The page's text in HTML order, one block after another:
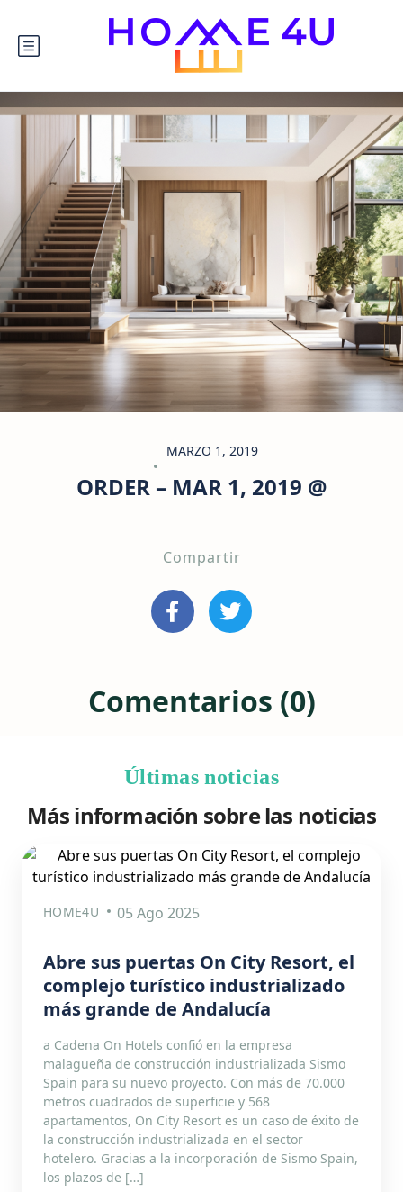
MARZO 1, 2019
ORDER – MAR 1, 2019 @
Compartir
Comentarios (0)
Últimas noticias
Más información sobre las noticias
HOME4U 05 Ago 2025
Abre sus puertas On City Resort, el
complejo turístico industrializado
más grande de Andalucía
a Cadena On Hotels confió en la empresa
malagueña de construcción industrializada Sismo
Spain para su nuevo proyecto. Con más de 70.000
metros cuadrados de superficie y 568
apartamentos, On City Resort es un caso de éxito de
la construcción industrializada en el sector
hotelero. Gracias a la incorporación de Sismo Spain,
los plazos de […]